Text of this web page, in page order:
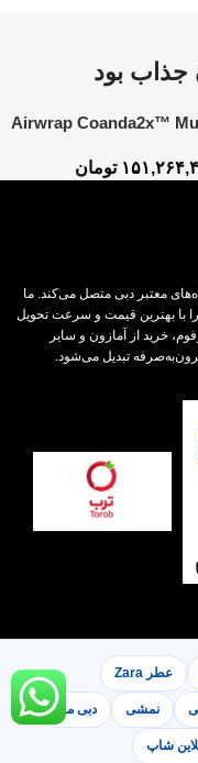
جذاب بود
Airwrap Coanda2x™
تومان
معتبر دبی متصل می‌کند. ما
با بهترین قیمت و سرعت تحویل
خرید از آمازون و سایر
تبدیل می‌شود.
عطر Zara
نمشی دبی مال
شاپ